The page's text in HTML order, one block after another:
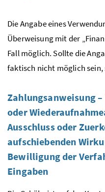
Die Angabe eines
Überweisung mit der
Fall möglich. Sollte die
faktisch nicht möglich sein,
Zahlungsanweisung
oder
Ausschluss oder
aufschiebenden
Bewilligung der
Eingaben